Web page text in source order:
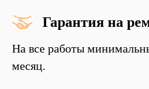
Гарантия на
На все работы
месяц.